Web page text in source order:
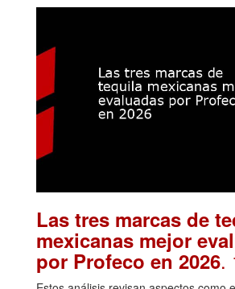
Las tres marcas de
mexicanas mejor
por Profeco en 2026.